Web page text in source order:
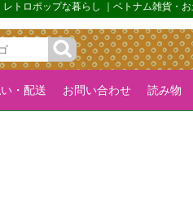
トロポップな暮らし ｜ベトナム雑貨
・配送 お問い合わせ 読み物